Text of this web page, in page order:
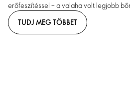
erőfeszítéssel – a valaha volt legjobb
TUDJ MEG TÖBBET